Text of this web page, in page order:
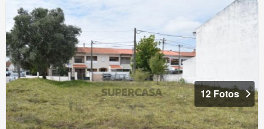
12 Fotos